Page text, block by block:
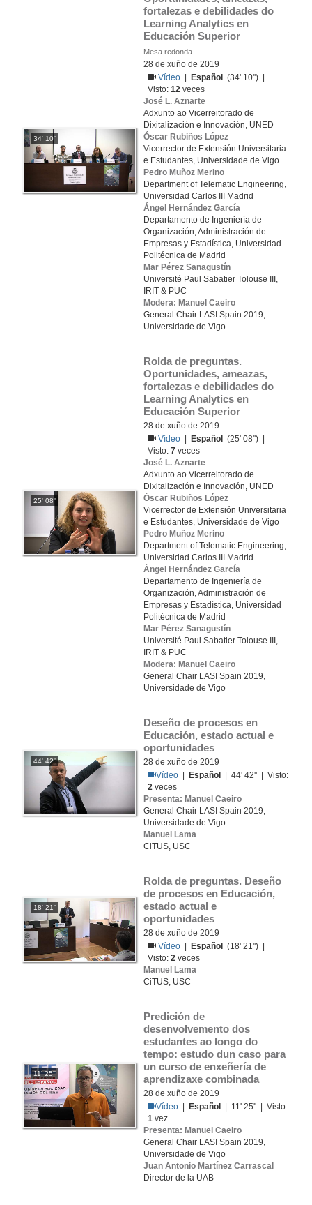
34' 10''
fortalezas e debilidades do
Learning Analytics en
Educación Superior
Mesa redonda
28 de xuño de 2019
Vídeo
Español
(34' 10'') |
Visto:12 veces
José L. Aznarte
Adxunto ao Vicerreitorado de
Dixitalización e Innovación, UNED
Óscar Rubiños López
Vicerrector de Extensión Universitaria
e Estudantes, Universidade de Vigo
Pedro Muñoz Merino
Department of Telematic Engineering,
Universidad Carlos III Madrid
Ángel Hernández García
Departamento de Ingeniería de
Organización, Administración de
Empresas y Estadística, Universidad
Politécnica de Madrid
Mar Pérez Sanagustín
Université Paul Sabatier Tolouse III,
IRIT & PUC
Modera: Manuel Caeiro
General Chair LASI Spain 2019,
Universidade de Vigo
25' 08''
Rolda de preguntas.
Oportunidades, ameazas,
fortalezas e debilidades do
Learning Analytics en
Educación Superior
28 de xuño de 2019
Vídeo
Español
(25' 08'') |
Visto:7 veces
José L. Aznarte
Adxunto ao Vicerreitorado de
Dixitalización e Innovación, UNED
Óscar Rubiños López
Vicerrector de Extensión Universitaria
e Estudantes, Universidade de Vigo
Pedro Muñoz Merino
Department of Telematic Engineering,
Universidad Carlos III Madrid
Ángel Hernández García
Departamento de Ingeniería de
Organización, Administración de
Empresas y Estadística, Universidad
Politécnica de Madrid
Mar Pérez Sanagustín
Université Paul Sabatier Tolouse III,
IRIT & PUC
Modera: Manuel Caeiro
General Chair LASI Spain 2019,
Universidade de Vigo
44' 42''
Deseño de procesos en
Educación, estado actual e
oportunidades
28 de xuño de 2019
Vídeo
Español
| 44' 42'' | Visto:
2 veces
Presenta: Manuel Caeiro
General Chair LASI Spain 2019,
Universidade de Vigo
Manuel Lama
CiTUS, USC
18' 21''
Rolda de preguntas. Deseño
de procesos en Educación,
estado actual e
oportunidades
28 de xuño de 2019
Vídeo
Español
(18' 21'') |
Visto:2 veces
Manuel Lama
CiTUS, USC
11' 25''
Predición de
desenvolvemento dos
estudantes ao longo do
tempo: estudo dun caso para
un curso de enxeñería de
aprendizaxe combinada
28 de xuño de 2019
Vídeo
Español
| 11' 25'' | Visto:
1 vez
Presenta: Manuel Caeiro
General Chair LASI Spain 2019,
Universidade de Vigo
Juan Antonio Martínez Carrascal
Director de la UAB